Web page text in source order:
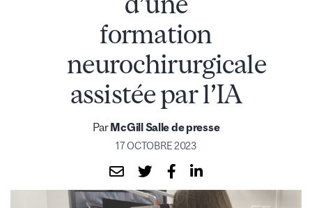
formation
neurochirurgicale
assistée par l’IA
ParMcGill Salle de presse
17 OCTOBRE 2023